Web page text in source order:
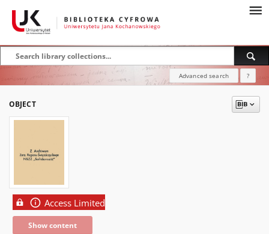
Advanced search ?
OBJECT
Access Limited
Show content